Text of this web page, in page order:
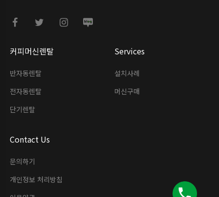
커피머신렌탈
반자동렌탈
전자동렌탈
단기렌탈
Services
설치사례
머신구매
Contact Us
문의하기
개인정보 처리방침